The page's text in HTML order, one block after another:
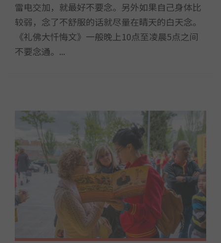
雷电交加，就最好不要念。另外如果自己身体比
较弱，念了不舒服的话就尽量在晴天的白天念。
《礼佛大忏悔文》一般晚上10点至凌晨5点之间
不要念通。...